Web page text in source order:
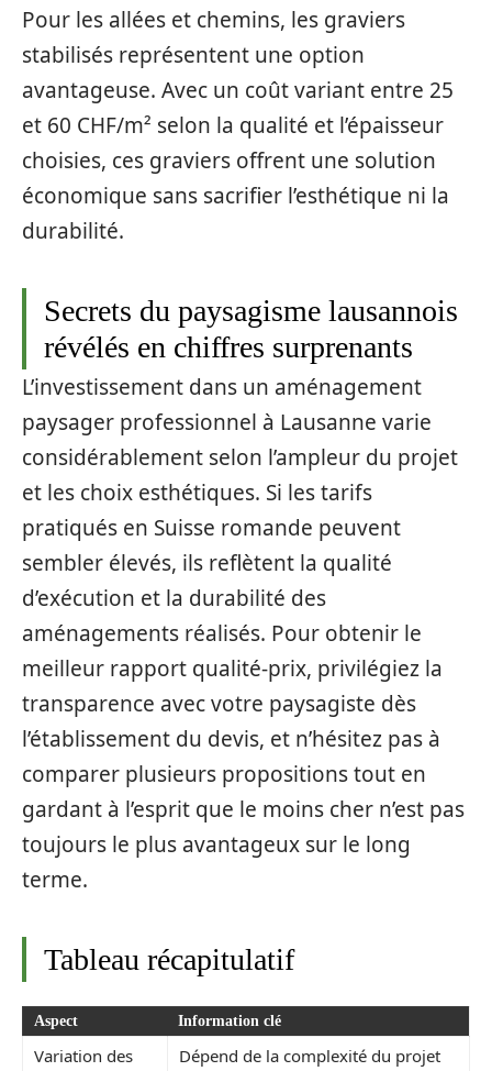
Pour les allées et chemins, les graviers
stabilisés représentent une option
avantageuse. Avec un coût variant entre 25
et 60 CHF/m² selon la qualité et l’épaisseur
choisies, ces graviers offrent une solution
économique sans sacrifier l’esthétique ni la
durabilité.
Secrets du paysagisme lausannois
révélés en chiffres surprenants
L’investissement dans un aménagement
paysager professionnel à Lausanne varie
considérablement selon l’ampleur du projet
et les choix esthétiques. Si les tarifs
pratiqués en Suisse romande peuvent
sembler élevés, ils reflètent la qualité
d’exécution et la durabilité des
aménagements réalisés. Pour obtenir le
meilleur rapport qualité-prix, privilégiez la
transparence avec votre paysagiste dès
l’établissement du devis, et n’hésitez pas à
comparer plusieurs propositions tout en
gardant à l’esprit que le moins cher n’est pas
toujours le plus avantageux sur le long
terme.
Tableau récapitulatif
Aspect Information clé
Variation des Dépend de la complexité du projet